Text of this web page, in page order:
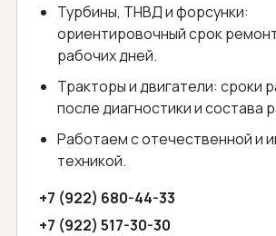
Турбины, ТНВД и форсунки:
ориентировочный срок
рабочих дней.
Тракторы и двигатели: сроки
после диагностики и состава
Работаем с отечественной и
техникой.
+7 (922) 680-44-33
+7 (922) 517-30-30